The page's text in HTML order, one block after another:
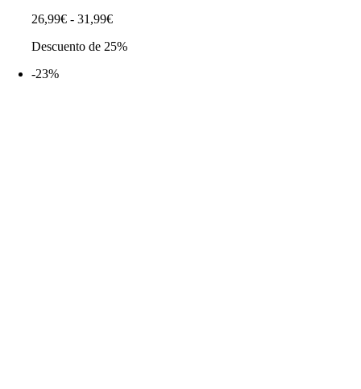
26,99€ - 31,99€Rango
precios:
Descuento de 25%
-23%